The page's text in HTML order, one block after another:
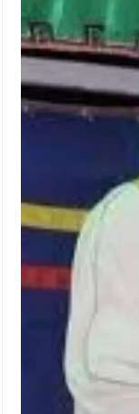
الملكية العقارية
حرص مجلس النواب
منصة خدمة
من رفاق السلاح
من العاهل البحريني
من التوفيق